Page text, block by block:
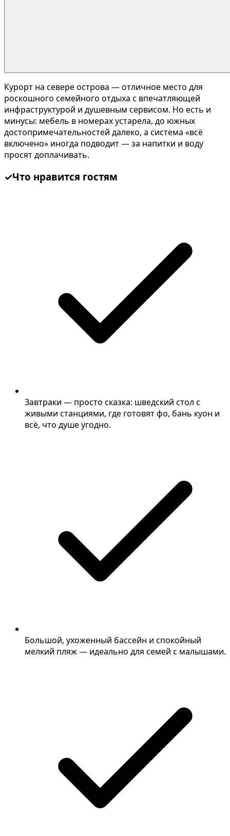
Курорт на севере острова — отличное место для
роскошного семейного отдыха с впечатляющей
инфраструктурой и душевным сервисом. Но есть и
минусы: мебель в номерах устарела, до южных
достопримечательностей далеко, а система «всё
включено» иногда подводит — за напитки и воду
просят доплачивать.
✓Что нравится гостям
Завтраки — просто сказка: шведский стол с
живыми станциями, где готовят фо, бань куон и
всё, что душе угодно.
Большой, ухоженный бассейн и спокойный
мелкий пляж — идеально для семей с малышами.